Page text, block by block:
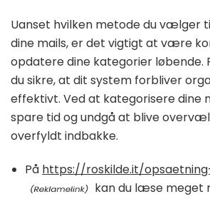
Uanset hvilken metode du vælger
dine mails, er det vigtigt at være
opdatere dine kategorier løbende.
du sikre, at dit system forbliver
effektivt. Ved at kategorisere dine
spare tid og undgå at blive
overfyldt indbakke.
På https://roskilde.it/
kan du læse meget